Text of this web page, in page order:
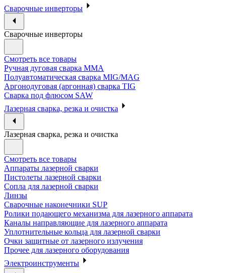
Сварочные инверторы
Сварочные инверторы
Смотреть все товары
Ручная дуговая сварка MMA
Полуавтоматическая сварка MIG/MAG
Аргонодуговая (аргонная) сварка TIG
Сварка под флюсом SAW
Лазерная сварка, резка и очистка
Лазерная сварка, резка и очистка
Смотреть все товары
Аппараты лазерной сварки
Пистолеты лазерной сварки
Сопла для лазерной сварки
Линзы
Сварочные наконечники SUP
Ролики подающего механизма для лазерного аппарата
Каналы направляющие для лазерного аппарата
Уплотнительные кольца для лазерной сварки
Очки защитные от лазерного излучения
Прочее для лазерного оборудования
Электроинструменты